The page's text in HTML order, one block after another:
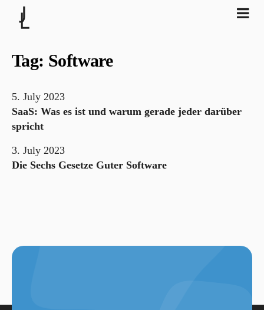
Tag: Software_
5. July 2023
SaaS: Was es ist und warum gerade jeder darüber
spricht
3. July 2023
Die Sechs Gesetze Guter Software